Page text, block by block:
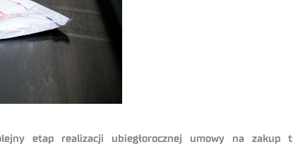
etap realizacji ubiegłorocznej umowy na zakup